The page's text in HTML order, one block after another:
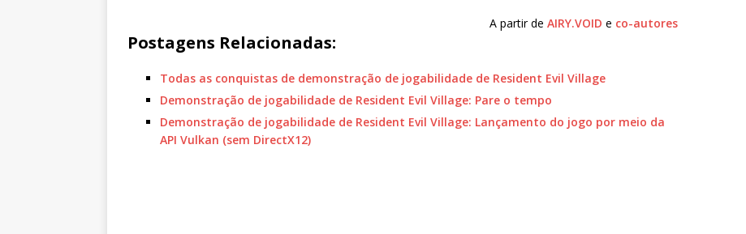
A partir deAIRY.VOID e co-autores
Postagens Relacionadas:
Todas as conquistas de demonstração de jogabilidade de Resident Evil Village
Demonstração de jogabilidade de Resident Evil Village: Pare o tempo
Demonstração de jogabilidade de Resident Evil Village: Lançamento do jogo por meio da
API Vulkan (sem DirectX12)